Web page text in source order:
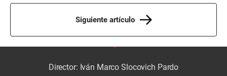
Siguiente artículo
Director: Iván Marco Slocovich Pardo